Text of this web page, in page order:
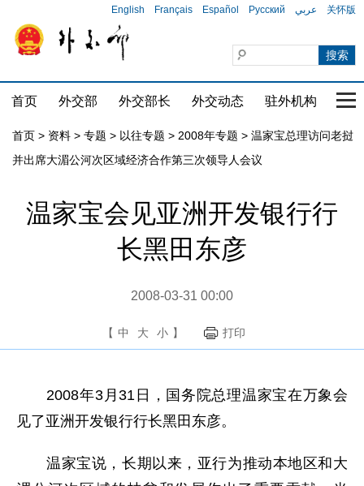
English Français Español Русский عربي 关怀版
首页 外交部 外交部长 外交动态 驻外机构 国
首页 > 资料 > 专题 > 以往专题 > 2008年专题 > 温家宝总理访问老挝
并出席大湄公河次区域经济合作第三次领导人会议
温家宝会见亚洲开发银行行
长黑田东彦
2008-03-31 00:00
【 中 大 小 】 打印
2008年3月31日，国务院总理温家宝在万象会
见了亚洲开发银行行长黑田东彦。
温家宝说，长期以来，亚行为推动本地区和大